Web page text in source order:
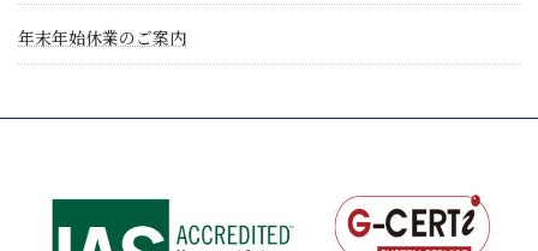
年末年始休業のご案内